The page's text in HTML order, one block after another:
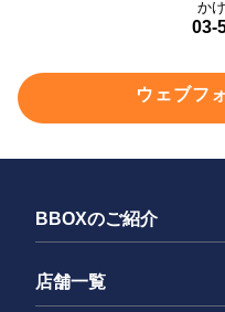
か
03-
ウェブフ
BBOXのご紹介
店舗一覧